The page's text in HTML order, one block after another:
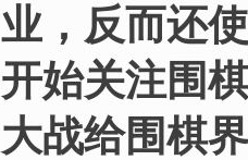
业，反而还
开始关注围
大战给围棋